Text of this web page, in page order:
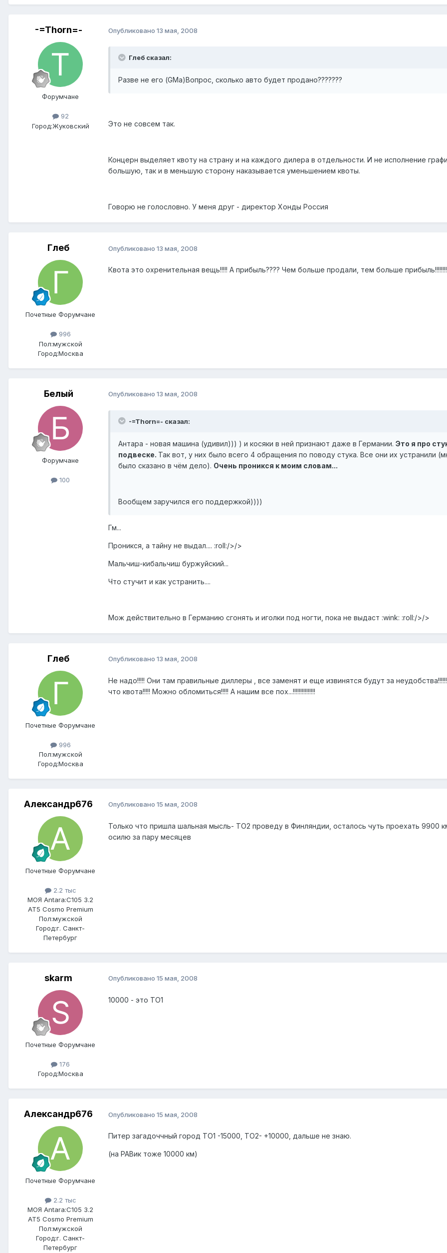
-=Thorn=-
Форумчане
92
Город:Жуковский
Опубликовано 13 мая, 2008
Глеб сказал:
Разве не его (GMa)Вопрос, сколько авто будет продано???????
Это не совсем так.
Концерн выделяет квоту на страну и на каждого дилера в отдельности. И не исполнение
большую, так и в меньшую сторону наказывается уменьшением квоты.
Говорю не голословно. У меня друг - директор Хонды Россия
Глеб
Почетные Форумчане
996
Пол:мужской
Город:Москва
Опубликовано 13 мая, 2008
Квота это охренительная вещь!!!!! А прибыль???? Чем больше продали, тем больше прибыль!!!!!!!!
Белый
Форумчане
100
Опубликовано 13 мая, 2008
-=Thorn=- сказал:
Антара - новая машина (удивил))) ) и косяки в ней признают даже в Германии. Это я про
подвеске. Так вот, у них было всего 4 обращения по поводу стука. Все они их устранили
было сказано в чём дело). Очень проникся к моим словам...
Вообщем заручился его поддержкой))))
Гм...
Проникся, а тайну не выдал.... :roll:/>/>
Мальчиш-кибальчиш буржуйский...
Что стучит и как устранить....
Мож действительно в Германию сгонять и иголки под ногти, пока не выдаст :wink: :roll:/>/>
Глеб
Почетные Форумчане
996
Пол:мужской
Город:Москва
Опубликовано 13 мая, 2008
Не надо!!!!! Они там правильные диллеры , все заменят и еще извинятся будут за
что квота!!!!! Можно обломиться!!!!! А нашим все пох...!!!!!!!!!!!!!!!
Александр676
Почетные Форумчане
2.2 тыс
МОЯ Antara:C105 3.2
AT5 Cosmo Premium
Пол:мужской
Город:г. Санкт-
Петербург
Опубликовано 15 мая, 2008
Только что пришла шальная мысль- ТО2 проведу в Финляндии, осталось чуть проехать 9900
осилю за пару месяцев
skarm
Почетные Форумчане
176
Город:Москва
Опубликовано 15 мая, 2008
10000 - это ТО1
Александр676
Почетные Форумчане
2.2 тыс
МОЯ Antara:C105 3.2
AT5 Cosmo Premium
Пол:мужской
Город:г. Санкт-
Петербург
Опубликовано 15 мая, 2008
Питер загадоччный город ТО1 -15000, ТО2- +10000, дальше не знаю.
(на РАВик тоже 10000 км)